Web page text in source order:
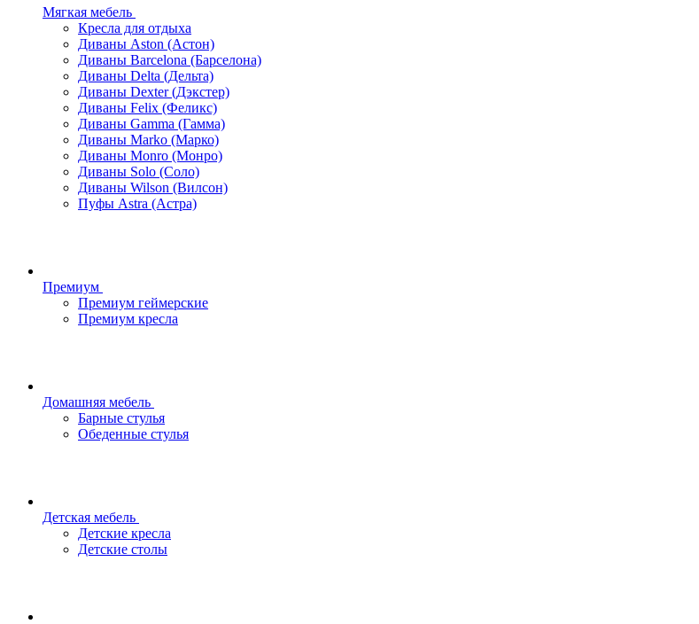
Мягкая мебель
Кресла для отдыха
Диваны Aston (Астон)
Диваны Barcelona (Барселона)
Диваны Delta (Дельта)
Диваны Dexter (Дэкстер)
Диваны Felix (Феликс)
Диваны Gamma (Гамма)
Диваны Marko (Марко)
Диваны Monro (Монро)
Диваны Solo (Соло)
Диваны Wilson (Вилсон)
Пуфы Astra (Астра)
Премиум
Премиум геймерские
Премиум кресла
Домашняя мебель
Барные стулья
Обеденные стулья
Детская мебель
Детские кресла
Детские столы